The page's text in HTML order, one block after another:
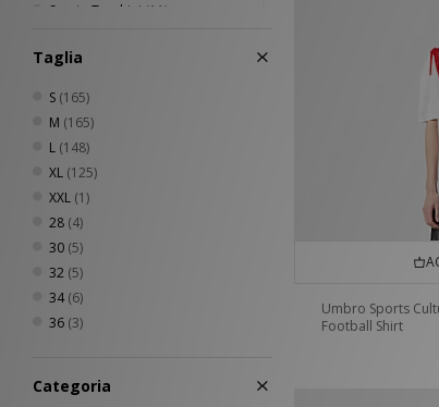
Sergio Tacchini (11)
Timberland
Taglia
S (165)
M (165)
L (148)
XL (125)
XXL (1)
28 (4)
30 (5)
32 (5)
34(6)
36 (3)
Categoria
Umbro Sports
Football Shirt